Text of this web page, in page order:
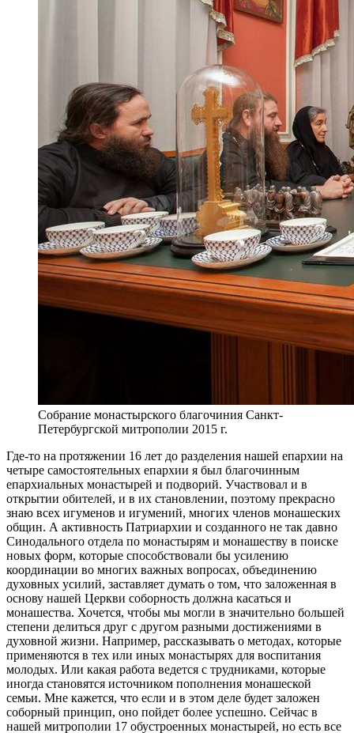
Собрание монастырского благочиния Санкт-
Петербургской митрополии 2015 г.
Где-то на протяжении 16 лет до разделения нашей епархии на
четыре самостоятельных епархии я был благочинным
епархиальных монастырей и подворий. Участвовал и в
открытии обителей, и в их становлении, поэтому прекрасно
знаю всех игуменов и игумений, многих членов монашеских
общин. А активность Патриархии и созданного не так давно
Синодального отдела по монастырям и монашеству в поиске
новых форм, которые способствовали бы усилению
координации во многих важных вопросах, объединению
духовных усилий, заставляет думать о том, что заложенная в
основу нашей Церкви соборность должна касаться и
монашества. Хочется, чтобы мы могли в значительно большей
степени делиться друг с другом разными достижениями в
духовной жизни. Например, рассказывать о методах, которые
применяются в тех или иных монастырях для воспитания
молодых. Или какая работа ведется с трудниками, которые
иногда становятся источником пополнения монашеской
семьи. Мне кажется, что если и в этом деле будет заложен
соборный принцип, оно пойдет более успешно. Сейчас в
нашей митрополии 17 обустроенных монастырей, но есть все